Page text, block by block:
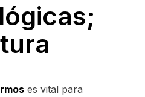
es vital para